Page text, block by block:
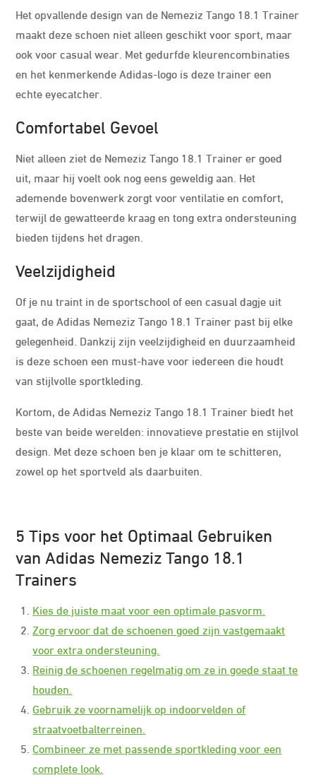
Het opvallende design van de Nemeziz Tango 18.1 Trainer
maakt deze schoen niet alleen geschikt voor sport, maar
ook voor casual wear. Met gedurfde kleurencombinaties
en het kenmerkende Adidas-logo is deze trainer een
echte eyecatcher.
Comfortabel Gevoel
Niet alleen ziet de Nemeziz Tango 18.1 Trainer er goed
uit, maar hij voelt ook nog eens geweldig aan. Het
ademende bovenwerk zorgt voor ventilatie en comfort,
terwijl de gewatteerde kraag en tong extra ondersteuning
bieden tijdens het dragen.
Veelzijdigheid
Of je nu traint in de sportschool of een casual dagje uit
gaat, de Adidas Nemeziz Tango 18.1 Trainer past bij elke
gelegenheid. Dankzij zijn veelzijdigheid en duurzaamheid
is deze schoen een must-have voor iedereen die houdt
van stijlvolle sportkleding.
Kortom, de Adidas Nemeziz Tango 18.1 Trainer biedt het
beste van beide werelden: innovatieve prestatie en stijlvol
design. Met deze schoen ben je klaar om te schitteren,
zowel op het sportveld als daarbuiten.
5 Tips voor het Optimaal Gebruiken
van Adidas Nemeziz Tango 18.1
Trainers
Kies de juiste maat voor een optimale pasvorm.
Zorg ervoor dat de schoenen goed zijn vastgemaakt
voor extra ondersteuning.
Reinig de schoenen regelmatig om ze in goede staat te
houden.
Gebruik ze voornamelijk op indoorvelden of
straatvoetbalterreinen.
Combineer ze met passende sportkleding voor een
complete look.